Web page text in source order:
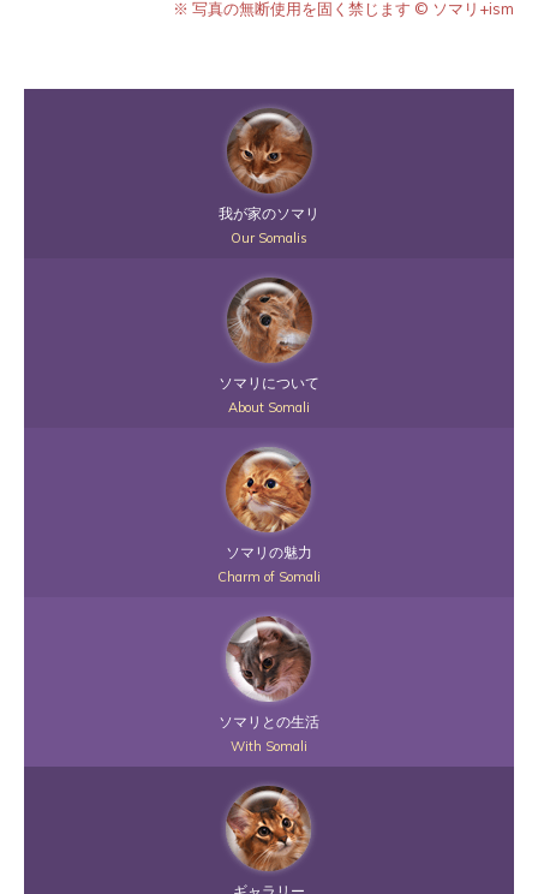
※ 写真の無断使用を固く禁じます © ソマリ+ism
我が家のソマリ
Our Somalis
ソマリについて
About Somali
ソマリの魅力
Charm of Somali
ソマリとの生活
With Somali